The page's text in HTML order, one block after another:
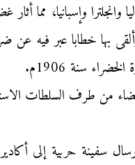
وإسبانيا، مما أثار
إطار ذلك قام الإمبراطور الألماني كيوم الثاني بزيارة
سنة 1906م.
من طرف السلطات
سفينة حربية إلى